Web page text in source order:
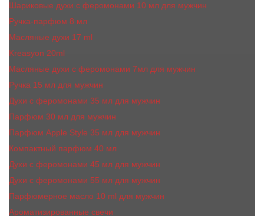
Шариковые духи с феромонами 10 мл для мужчин
Ручка-парфюм 8 мл
Масляные духи 17 ml
Kreasyon 20ml
Масляные духи c феромонами 7мл для мужчин
Ручка 15 мл для мужчин
Духи с феромонами 35 мл для мужчин
Парфюм 30 мл для мужчин
Парфюм Apple Style 35 мл для мужчин
Компактный парфюм 40 мл
Духи с феромонами 45 мл для мужчин
Духи с феромонами 55 мл для мужчин
Парфюмерное масло 10 ml для мужчин
Ароматизированные свечи